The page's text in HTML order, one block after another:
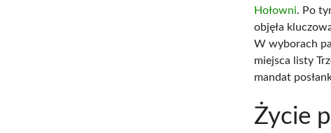
Hołowni. Po
objęła
W wyborach
miejsca listy
mandat
Życie